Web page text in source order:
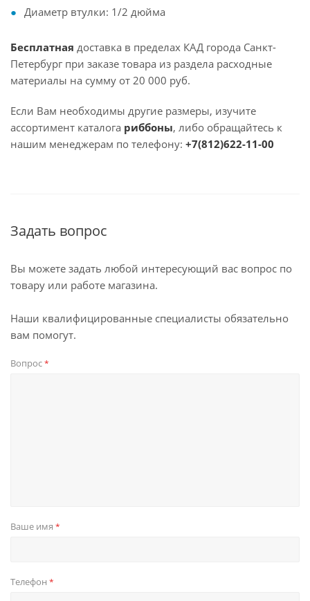
Диаметр втулки: 1/2 дюйма
Бесплатная доставка в пределах КАД города Санкт-
Петербург при заказе товара из раздела расходные
материалы на сумму от 20 000 руб.
Если Вам необходимы другие размеры, изучите
ассортимент каталога риббоны, либо обращайтесь к
нашим менеджерам по телефону: +7(812)622-11-00
Задать вопрос
Вы можете задать любой интересующий вас вопрос по
товару или работе магазина.
Наши квалифицированные специалисты обязательно
вам помогут.
Вопрос*
Ваше имя *
Телефон *